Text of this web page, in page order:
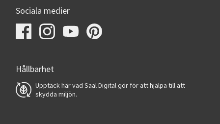
Sociala medier
Hållbarhet
Upptäck här vad Saal Digital gör för att hjälpa till att
skydda miljön.